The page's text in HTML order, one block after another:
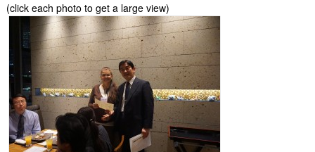
(click each photo to get a large view)